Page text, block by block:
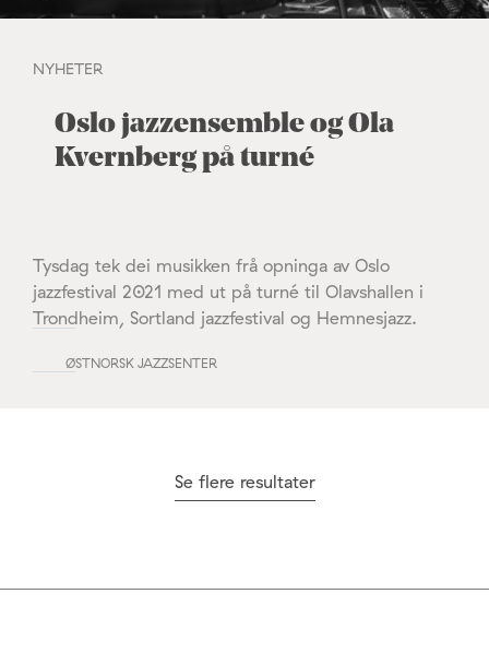
NYHETER
Oslo jazzensemble og Ola
Kvernberg på turné
Tysdag tek dei musikken frå opninga av Oslo
jazzfestival 2021 med ut på turné til Olavshallen i
Trondheim, Sortland jazzfestival og Hemnesjazz.
ØSTNORSK JAZZSENTER
Se flere resultater